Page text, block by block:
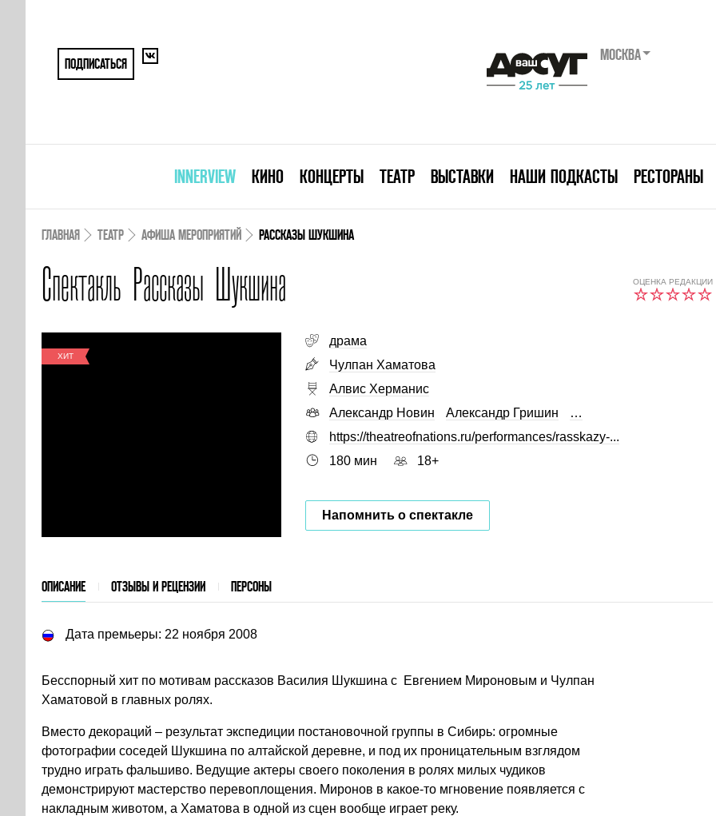
ПОДПИСАТЬСЯ
МОСКВА
INNERVIEW КИНО КОНЦЕРТЫ ТЕАТР ВЫСТАВКИ НАШИ ПОДКАСТЫ РЕСТОРАНЫ
ГЛАВНАЯ ТЕАТР АФИША МЕРОПРИЯТИЙ РАССКАЗЫ ШУКШИНА
Спектакль Рассказы Шукшина ОЦЕНКА РЕДАКЦИИ
ХИТ
драма
Чулпан Хаматова
Алвис Херманис
Александр Новин
Александр Гришин
…
https://theatreofnations.ru/performances/rasskazy-...
180 мин
18+
Напомнить о спектакле
ОПИСАНИЕ ОТЗЫВЫ И РЕЦЕНЗИИ ПЕРСОНЫ
Дата премьеры: 22 ноября 2008
Бесспорный хит по мотивам рассказов Василия Шукшина с Евгением Мироновым и Чулпан
Хаматовой в главных ролях.
Вместо декораций – результат экспедиции постановочной группы в Сибирь: огромные
фотографии соседей Шукшина по алтайской деревне, и под их проницательным взглядом
трудно играть фальшиво. Ведущие актеры своего поколения в ролях милых чудиков
демонстрируют мастерство перевоплощения. Миронов в какое-то мгновение появляется с
накладным животом, а Хаматова в одной из сцен вообще играет реку.